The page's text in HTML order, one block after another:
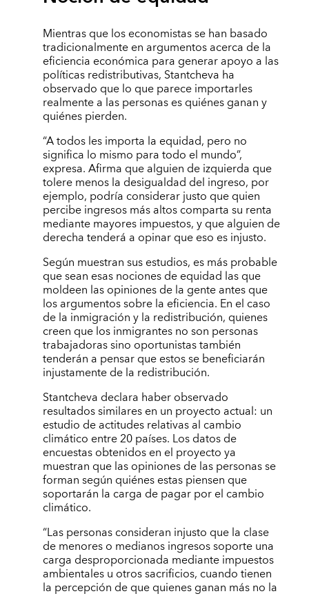
Mientras que los economistas se han basado
tradicionalmente en argumentos acerca de la
eficiencia económica para generar apoyo a las
políticas redistributivas, Stantcheva ha
observado que lo que parece importarles
realmente a las personas es quiénes ganan y
quiénes pierden.
“A todos les importa la equidad, pero no
significa lo mismo para todo el mundo”,
expresa. Afirma que alguien de izquierda que
tolere menos la desigualdad del ingreso, por
ejemplo, podría considerar justo que quien
percibe ingresos más altos comparta su renta
mediante mayores impuestos, y que alguien de
derecha tenderá a opinar que eso es injusto.
Según muestran sus estudios, es más probable
que sean esas nociones de equidad las que
moldeen las opiniones de la gente antes que
los argumentos sobre la eficiencia. En el caso
de la inmigración y la redistribución, quienes
creen que los inmigrantes no son personas
trabajadoras sino oportunistas también
tenderán a pensar que estos se beneficiarán
injustamente de la redistribución.
Stantcheva declara haber observado
resultados similares en un proyecto actual: un
estudio de actitudes relativas al cambio
climático entre 20 países. Los datos de
encuestas obtenidos en el proyecto ya
muestran que las opiniones de las personas se
forman según quiénes estas piensen que
soportarán la carga de pagar por el cambio
climático.
“Las personas consideran injusto que la clase
de menores o medianos ingresos soporte una
carga desproporcionada mediante impuestos
ambientales u otros sacrificios, cuando tienen
la percepción de que quienes ganan más no la